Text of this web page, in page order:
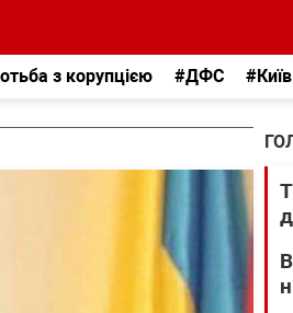
з корупцією #ДФС #Київ